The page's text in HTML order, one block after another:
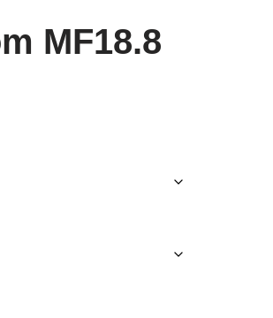
MF18.8